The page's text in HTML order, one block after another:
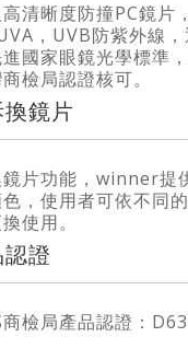
清晰度防撞PC鏡片，
，UVB防紫外線
國家眼鏡光學標準
檢局認證核可。
鏡片
片功能，winner提
，使用者可依不同
使用。
證
檢局產品認證：